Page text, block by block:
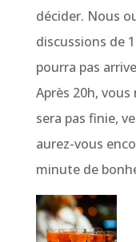
décider. Nous
discussions de
pourra pas
Après 20h,
sera pas finie,
aurez-vous
minute de